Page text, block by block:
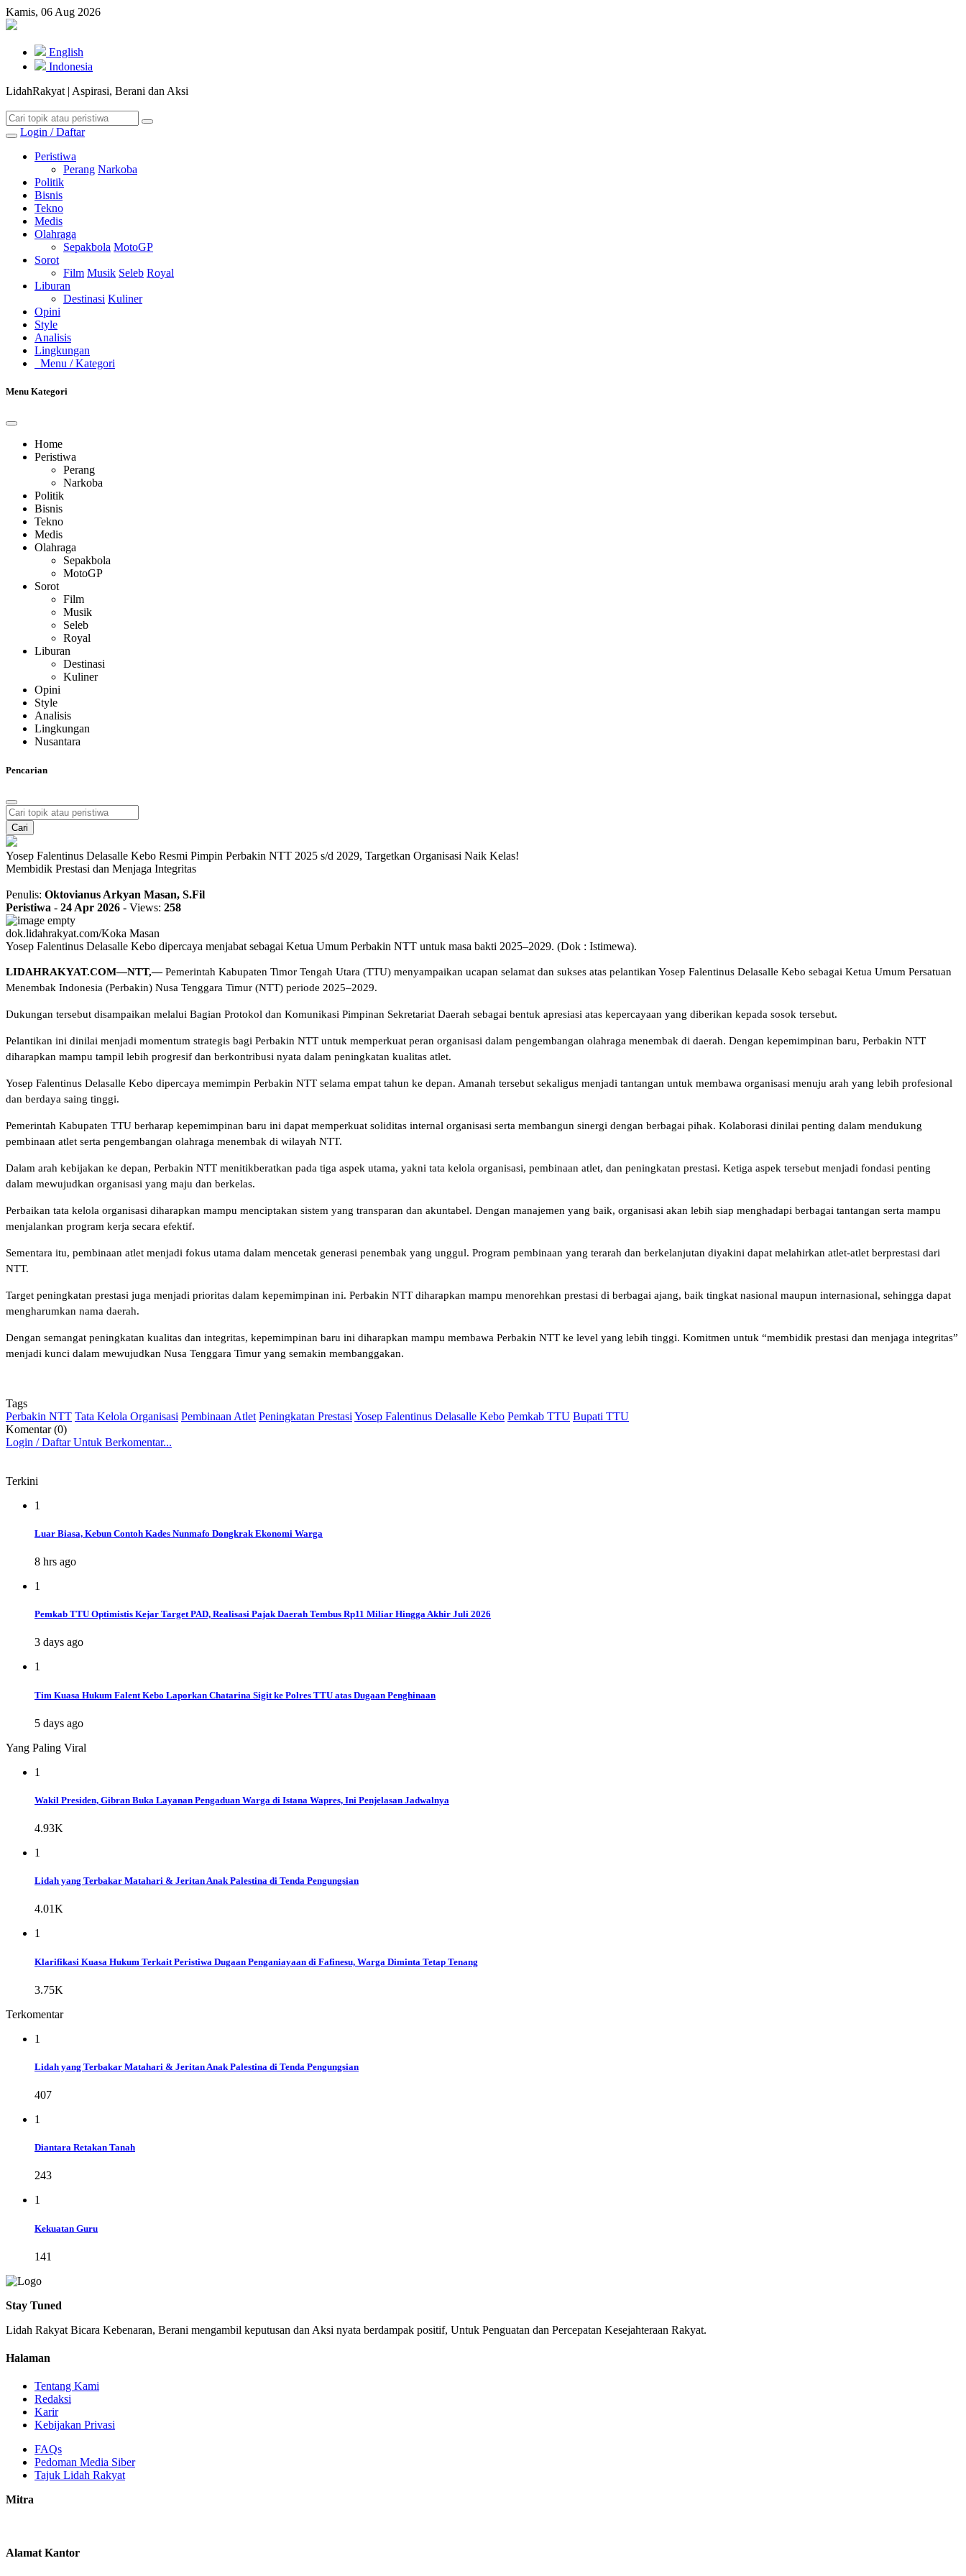
Kamis, 06 Aug 2026
English
Indonesia
LidahRakyat | Aspirasi, Berani dan Aksi
Login / Daftar
Peristiwa
Perang Narkoba
Politik
Bisnis
Tekno
Medis
Olahraga
Sepakbola MotoGP
Sorot
Film Musik Seleb Royal
Liburan
Destinasi Kuliner
Opini
Style
Analisis
Lingkungan
Menu / Kategori
Menu Kategori
Home
Peristiwa
Perang
Narkoba
Politik
Bisnis
Tekno
Medis
Olahraga
Sepakbola
MotoGP
Sorot
Film
Musik
Seleb
Royal
Liburan
Destinasi
Kuliner
Opini
Style
Analisis
Lingkungan
Nusantara
Pencarian
Cari
Yosep Falentinus Delasalle Kebo Resmi Pimpin Perbakin NTT 2025 s/d 2029, Targetkan Organisasi Naik Kelas!
Membidik Prestasi dan Menjaga Integritas
Penulis: Oktovianus Arkyan Masan, S.Fil
Peristiwa - 24 Apr 2026 - Views: 258
dok.lidahrakyat.com/Koka Masan
Yosep Falentinus Delasalle Kebo dipercaya menjabat sebagai Ketua Umum Perbakin NTT untuk masa bakti 2025–2029. (Dok : Istimewa).
LIDAHRAKYAT.COM—NTT,—Pemerintah Kabupaten Timor Tengah Utara (TTU) menyampaikan ucapan selamat dan sukses atas pelantikan Yosep Falentinus Delasalle Kebo sebagai Ketua Umum Persatuan
Menembak Indonesia (Perbakin) Nusa Tenggara Timur (NTT) periode 2025–2029.
Dukungan tersebut disampaikan melalui Bagian Protokol dan Komunikasi Pimpinan Sekretariat Daerah sebagai bentuk apresiasi atas kepercayaan yang diberikan kepada sosok tersebut.
Pelantikan ini dinilai menjadi momentum strategis bagi Perbakin NTT untuk memperkuat peran organisasi dalam pengembangan olahraga menembak di daerah. Dengan kepemimpinan baru, Perbakin NTT
diharapkan mampu tampil lebih progresif dan berkontribusi nyata dalam peningkatan kualitas atlet.
Yosep Falentinus Delasalle Kebo dipercaya memimpin Perbakin NTT selama empat tahun ke depan. Amanah tersebut sekaligus menjadi tantangan untuk membawa organisasi menuju arah yang lebih profesional
dan berdaya saing tinggi.
Pemerintah Kabupaten TTU berharap kepemimpinan baru ini dapat memperkuat soliditas internal organisasi serta membangun sinergi dengan berbagai pihak. Kolaborasi dinilai penting dalam mendukung
pembinaan atlet serta pengembangan olahraga menembak di wilayah NTT.
Dalam arah kebijakan ke depan, Perbakin NTT menitikberatkan pada tiga aspek utama, yakni tata kelola organisasi, pembinaan atlet, dan peningkatan prestasi. Ketiga aspek tersebut menjadi fondasi penting
dalam mewujudkan organisasi yang maju dan berkelas.
Perbaikan tata kelola organisasi diharapkan mampu menciptakan sistem yang transparan dan akuntabel. Dengan manajemen yang baik, organisasi akan lebih siap menghadapi berbagai tantangan serta mampu
menjalankan program kerja secara efektif.
Sementara itu, pembinaan atlet menjadi fokus utama dalam mencetak generasi penembak yang unggul. Program pembinaan yang terarah dan berkelanjutan diyakini dapat melahirkan atlet-atlet berprestasi dari
NTT.
Target peningkatan prestasi juga menjadi prioritas dalam kepemimpinan ini. Perbakin NTT diharapkan mampu menorehkan prestasi di berbagai ajang, baik tingkat nasional maupun internasional, sehingga dapat
mengharumkan nama daerah.
Dengan semangat peningkatan kualitas dan integritas, kepemimpinan baru ini diharapkan mampu membawa Perbakin NTT ke level yang lebih tinggi. Komitmen untuk “membidik prestasi dan menjaga integritas”
menjadi kunci dalam mewujudkan Nusa Tenggara Timur yang semakin membanggakan.
Tags
Perbakin NTT Tata Kelola Organisasi Pembinaan Atlet Peningkatan Prestasi Yosep Falentinus Delasalle Kebo Pemkab TTU Bupati TTU
Komentar (0)
Login / Daftar Untuk Berkomentar...
Terkini
1
Luar Biasa, Kebun Contoh Kades Nunmafo Dongkrak Ekonomi Warga
8 hrs ago
1
Pemkab TTU Optimistis Kejar Target PAD, Realisasi Pajak Daerah Tembus Rp11 Miliar Hingga Akhir Juli 2026
3 days ago
1
Tim Kuasa Hukum Falent Kebo Laporkan Chatarina Sigit ke Polres TTU atas Dugaan Penghinaan
5 days ago
Yang Paling Viral
1
Wakil Presiden, Gibran Buka Layanan Pengaduan Warga di Istana Wapres, Ini Penjelasan Jadwalnya
4.93K
1
Lidah yang Terbakar Matahari & Jeritan Anak Palestina di Tenda Pengungsian
4.01K
1
Klarifikasi Kuasa Hukum Terkait Peristiwa Dugaan Penganiayaan di Fafinesu, Warga Diminta Tetap Tenang
3.75K
Terkomentar
1
Lidah yang Terbakar Matahari & Jeritan Anak Palestina di Tenda Pengungsian
407
1
Diantara Retakan Tanah
243
1
Kekuatan Guru
141
Stay Tuned
Lidah Rakyat Bicara Kebenaran, Berani mengambil keputusan dan Aksi nyata berdampak positif, Untuk Penguatan dan Percepatan Kesejahteraan Rakyat.
Halaman
Tentang Kami
Redaksi
Karir
Kebijakan Privasi
FAQs
Pedoman Media Siber
Tajuk Lidah Rakyat
Mitra
Alamat Kantor